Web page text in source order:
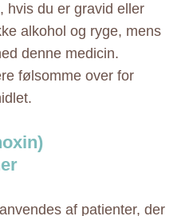
du er gravid eller
alkohol og ryge, mens
denne medicin.
følsomme over for
af patienter, der